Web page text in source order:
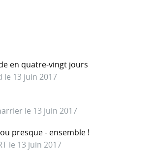
en quatre-vingt jours
le 13 juin 2017
le 13 juin 2017
presque - ensemble !
le 13 juin 2017